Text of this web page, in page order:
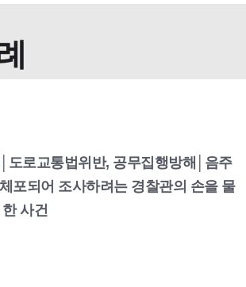
도로교통법위반, 공무집행방해│음주
포되어 조사하려는 경찰관의 손을 물
사건